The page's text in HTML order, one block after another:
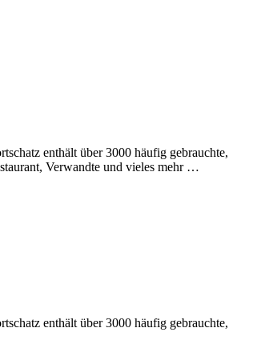
enthält über 3000 häufig gebrauchte,
Verwandte und vieles mehr …
enthält über 3000 häufig gebrauchte,